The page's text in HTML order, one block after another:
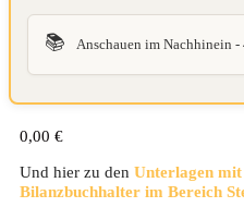
📚 Anschauen im Nachhinein -
0,00 €
Und hier zu den Unterlagen
Bilanzbuchhalter im Bereich